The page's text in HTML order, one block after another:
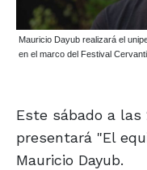
Mauricio Dayub realizará el
en el marco del Festival
Este sábado a las
presentará "El
Mauricio Dayub.